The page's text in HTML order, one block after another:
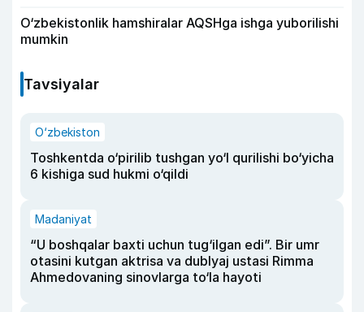
O‘zbekistonlik hamshiralar AQSHga ishga yuborilishi
mumkin
Tavsiyalar
O‘zbekiston
Toshkentda o‘pirilib tushgan yo‘l qurilishi bo‘yicha
6 kishiga sud hukmi o‘qildi
Madaniyat
“U boshqalar baxti uchun tug‘ilgan edi”. Bir umr
otasini kutgan aktrisa va dublyaj ustasi Rimma
Ahmedovaning sinovlarga to‘la hayoti